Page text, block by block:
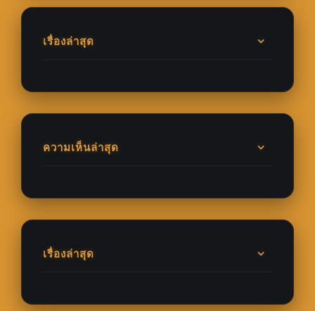
เรื่องล่าสุด
ความเห็นล่าสุด
เรื่องล่าสุด